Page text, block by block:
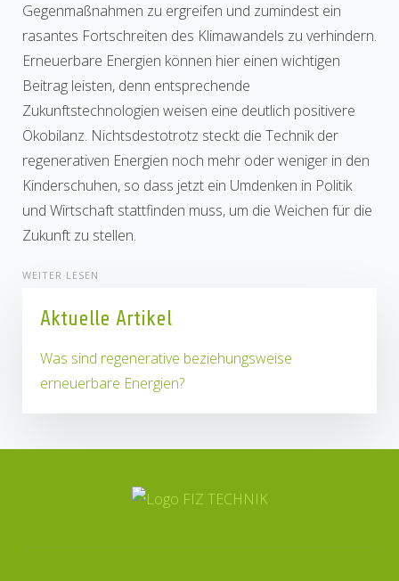
Gegenmaßnahmen zu ergreifen und zumindest ein
rasantes Fortschreiten des Klimawandels zu verhindern.
Erneuerbare Energien können hier einen wichtigen
Beitrag leisten, denn entsprechende
Zukunftstechnologien weisen eine deutlich positivere
Ökobilanz. Nichtsdestotrotz steckt die Technik der
regenerativen Energien noch mehr oder weniger in den
Kinderschuhen, so dass jetzt ein Umdenken in Politik
und Wirtschaft stattfinden muss, um die Weichen für die
Zukunft zu stellen.
WEITER LESEN
Aktuelle Artikel
Was sind regenerative beziehungsweise
erneuerbare Energien?